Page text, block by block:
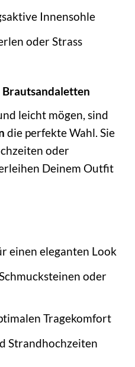
Innensohle
oder Strass
leicht mögen, sind
die perfekte Wahl. Sie
oder
Deinem Outfit
einen eleganten Look
oder
Tragekomfort
Strandhochzeiten